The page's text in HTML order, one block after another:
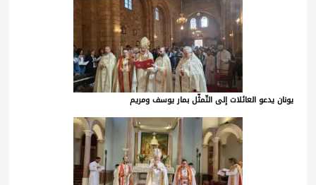
يونان يدعو العائلات إلى التّمثّل بمار يوسف ومريم